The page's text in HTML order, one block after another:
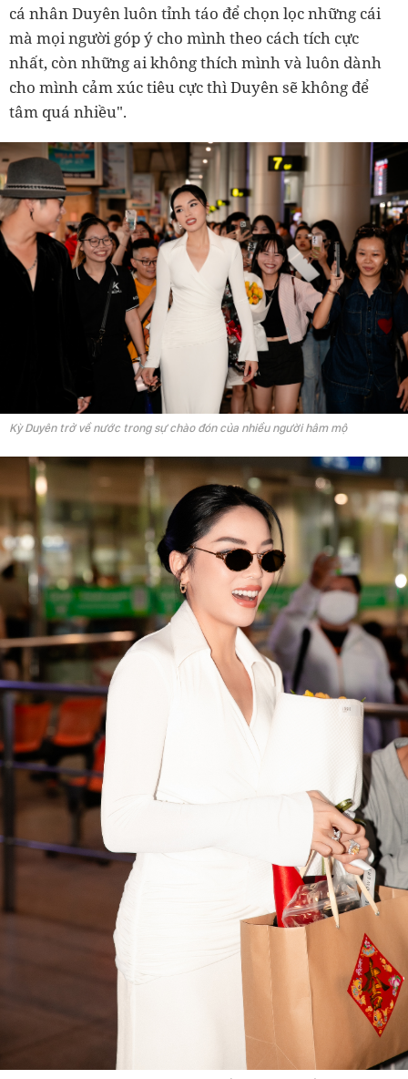
cá nhân Duyên luôn tỉnh táo để chọn lọc những cái
mà mọi người góp ý cho mình theo cách tích cực
nhất, còn những ai không thích mình và luôn dành
cho mình cảm xúc tiêu cực thì Duyên sẽ không để
tâm quá nhiều".
Kỳ Duyên trở về nước trong sự chào đón của nhiều người hâm mộ